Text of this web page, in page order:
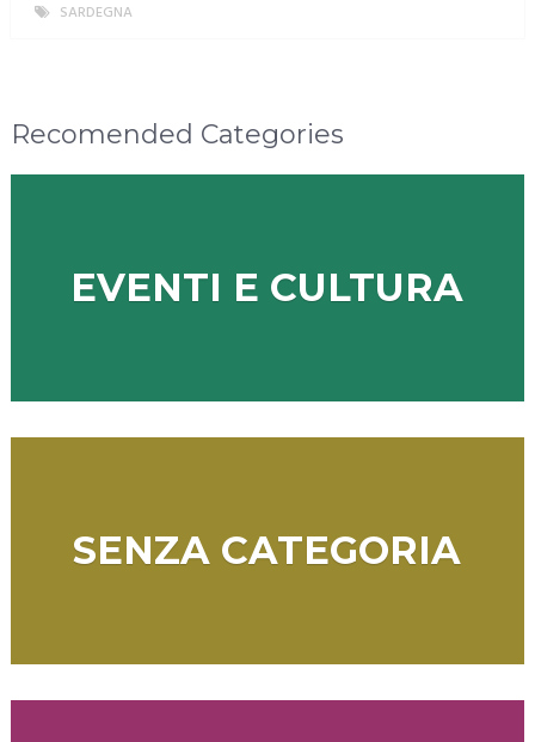
SARDEGNA
Recomended Categories
EVENTI E CULTURA
SENZA CATEGORIA